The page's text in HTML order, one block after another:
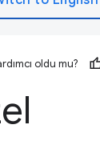
oldu mu?